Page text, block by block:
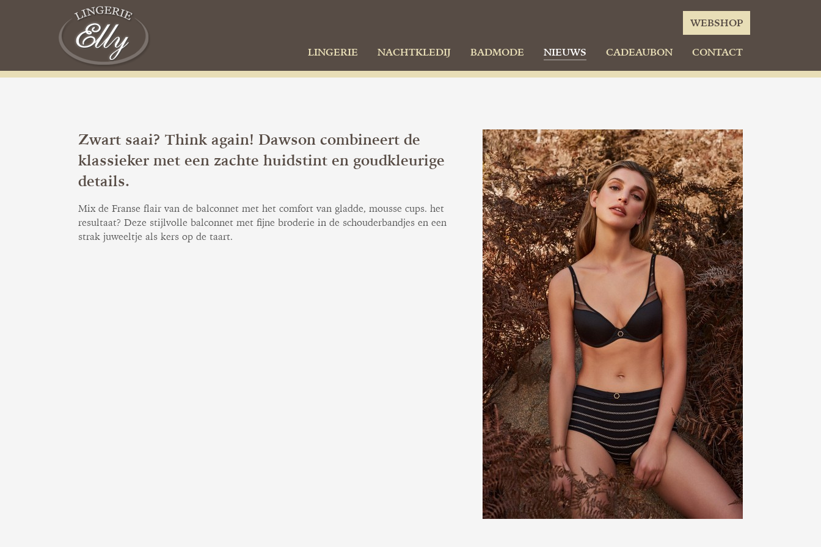
LINGERIE NACHTKLEDIJ BADMODE NIEUWS CADEAUBON CONTACT
WEBSHOP
Zwart saai? Think again! Dawson combineert de
klassieker met een zachte huidstint en goudkleurige
details.
Mix de Franse flair van de balconnet met het comfort van gladde, mousse cups. het
resultaat? Deze stijlvolle balconnet met fijne broderie in de schouderbandjes en een
strak juweeltje als kers op de taart.